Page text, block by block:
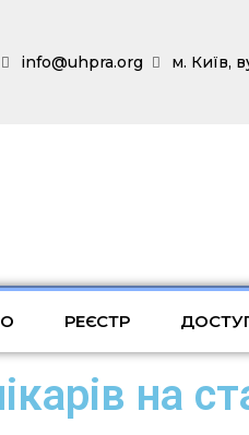
info@uhpra.org м. Київ,
РЕЄСТР
на